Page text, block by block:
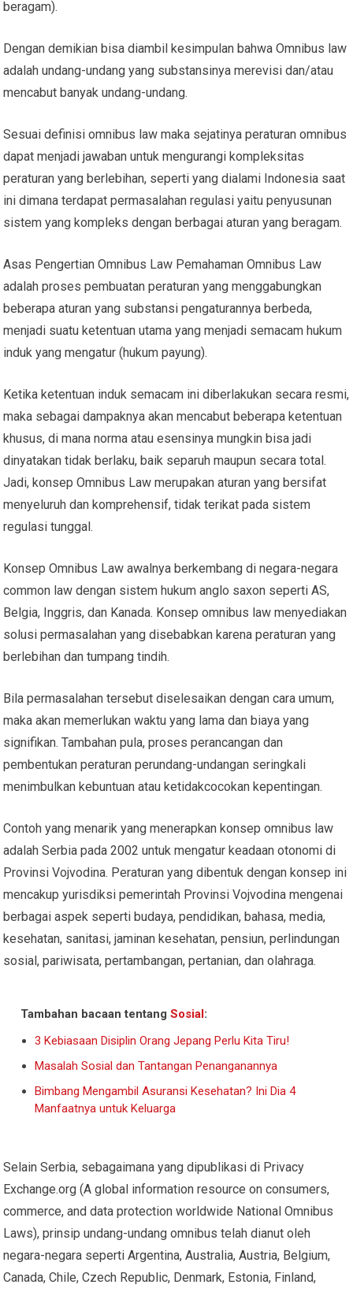
beragam).
Dengan demikian bisa diambil kesimpulan bahwa Omnibus law
adalah undang-undang yang substansinya merevisi dan/atau
mencabut banyak undang-undang.
Sesuai definisi omnibus law maka sejatinya peraturan omnibus
dapat menjadi jawaban untuk mengurangi kompleksitas
peraturan yang berlebihan, seperti yang dialami Indonesia saat
ini dimana terdapat permasalahan regulasi yaitu penyusunan
sistem yang kompleks dengan berbagai aturan yang beragam.
Asas Pengertian Omnibus Law Pemahaman Omnibus Law
adalah proses pembuatan peraturan yang menggabungkan
beberapa aturan yang substansi pengaturannya berbeda,
menjadi suatu ketentuan utama yang menjadi semacam hukum
induk yang mengatur (hukum payung).
Ketika ketentuan induk semacam ini diberlakukan secara resmi,
maka sebagai dampaknya akan mencabut beberapa ketentuan
khusus, di mana norma atau esensinya mungkin bisa jadi
dinyatakan tidak berlaku, baik separuh maupun secara total.
Jadi, konsep Omnibus Law merupakan aturan yang bersifat
menyeluruh dan komprehensif, tidak terikat pada sistem
regulasi tunggal.
Konsep Omnibus Law awalnya berkembang di negara-negara
common law dengan sistem hukum anglo saxon seperti AS,
Belgia, Inggris, dan Kanada. Konsep omnibus law menyediakan
solusi permasalahan yang disebabkan karena peraturan yang
berlebihan dan tumpang tindih.
Bila permasalahan tersebut diselesaikan dengan cara umum,
maka akan memerlukan waktu yang lama dan biaya yang
signifikan. Tambahan pula, proses perancangan dan
pembentukan peraturan perundang-undangan seringkali
menimbulkan kebuntuan atau ketidakcocokan kepentingan.
Contoh yang menarik yang menerapkan konsep omnibus law
adalah Serbia pada 2002 untuk mengatur keadaan otonomi di
Provinsi Vojvodina. Peraturan yang dibentuk dengan konsep ini
mencakup yurisdiksi pemerintah Provinsi Vojvodina mengenai
berbagai aspek seperti budaya, pendidikan, bahasa, media,
kesehatan, sanitasi, jaminan kesehatan, pensiun, perlindungan
sosial, pariwisata, pertambangan, pertanian, dan olahraga.
Tambahan bacaan tentangSosial:
3 Kebiasaan Disiplin Orang Jepang Perlu Kita Tiru!
Masalah Sosial dan Tantangan Penanganannya
Bimbang Mengambil Asuransi Kesehatan? Ini Dia 4
Manfaatnya untuk Keluarga
Selain Serbia, sebagaimana yang dipublikasi di Privacy
Exchange.org (A global information resource on consumers,
commerce, and data protection worldwide National Omnibus
Laws), prinsip undang-undang omnibus telah dianut oleh
negara-negara seperti Argentina, Australia, Austria, Belgium,
Canada, Chile, Czech Republic, Denmark, Estonia, Finland,